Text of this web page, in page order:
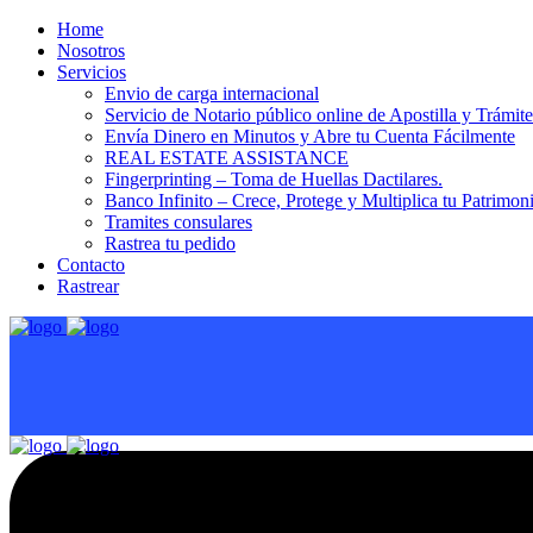
Home
Nosotros
Servicios
Envio de carga internacional
Servicio de Notario público online de Apostilla y
Envía Dinero en Minutos y Abre tu Cuenta Fácilmente
REAL ESTATE ASSISTANCE
Fingerprinting – Toma de Huellas Dactilares.
Banco Infinito – Crece, Protege y Multiplica tu
Tramites consulares
Rastrea tu pedido
Contacto
Rastrear